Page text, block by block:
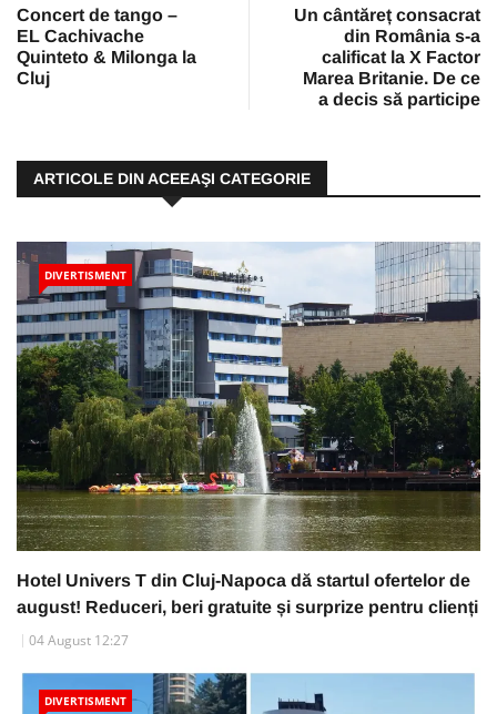
Concert de tango –
EL Cachivache
Quinteto & Milonga la
Cluj
Un cântăreț consacrat
din România s-a
calificat la X Factor
Marea Britanie. De ce
a decis să participe
ARTICOLE DIN ACEEAŞI CATEGORIE
DIVERTISMENT
Hotel Univers T din Cluj-Napoca dă startul ofertelor de
august! Reduceri, beri gratuite și surprize pentru clienți
04 August 12:27
DIVERTISMENT